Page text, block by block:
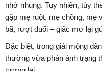
nhớ nhung. Tuy nhiên, tùy
gặp mẹ ruột, mẹ chồng, mẹ
bã, rượt đuổi – giấc mơ lại
Đặc biệt, trong giải mộng
thường vừa phản ánh trạng